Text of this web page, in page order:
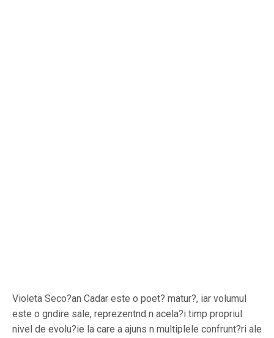
Violeta Seco?an Cadar este o poet? matur?, iar volumul
este o gndire sale, reprezentnd n acela?i timp propriul
nivel de evolu?ie la care a ajuns n multiplele confrunt?ri ale